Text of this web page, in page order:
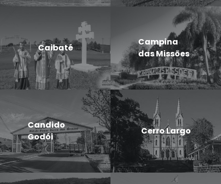
Caibaté
Campina
das Missões
Candido
Godói
Cerro Largo